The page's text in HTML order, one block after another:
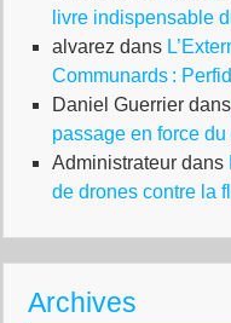
livre indispensable
alvarez dans
Communards :
Daniel Guerrier dans
passage en force
Administrateur dans
de drones contre la
Archives